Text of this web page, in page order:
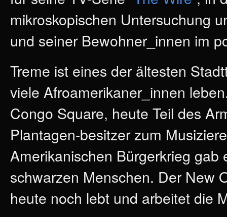
mikroskopischen Untersuchung
und seiner Bewohner_innen im
Treme ist eines der ältesten
viele Afroamerikaner_innen
Congo Square, heute Teil des
Plantagen-besitzer zum
Amerikanischen Bürgerkrieg
schwarzen Menschen. Der New
heute noch lebt und arbeitet die